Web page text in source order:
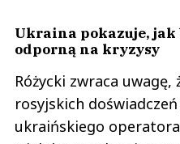
Ukraina pokazuje,
odporną na kryzysy
Różycki zwraca
rosyjskich
ukraińskiego operatora